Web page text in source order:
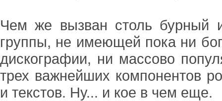
Чем же вызван столь бурный
группы, не имеющей пока ни
дискографии, ни массово
трех важнейших компонентов
и текстов. Ну... и кое в чем еще.